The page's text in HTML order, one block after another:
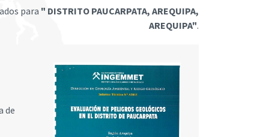
para " DISTRITO PAUCARPATA, AREQUIPA,
AREQUIPA".
de